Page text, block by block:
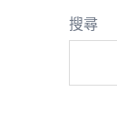
搜尋